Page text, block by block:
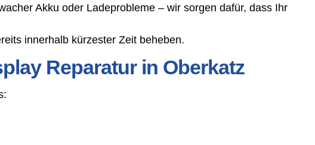
Akku oder Ladeprobleme – wir sorgen dafür, dass Ihr
innerhalb kürzester Zeit beheben.
Reparatur in Oberkatz